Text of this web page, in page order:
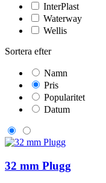
InterPlast
Waterway
Wellis
Sortera efter
Namn
Pris
Popularitet
Datum
32 mm Plugg